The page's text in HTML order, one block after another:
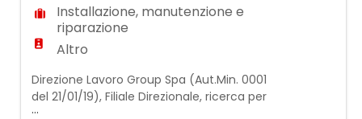
Installazione, manutenzione e
riparazione
Altro
Direzione Lavoro Group Spa (Aut.Min. 0001
del 21/01/19), Filiale Direzionale, ricerca per
un'importante azienda leader nel settore
...